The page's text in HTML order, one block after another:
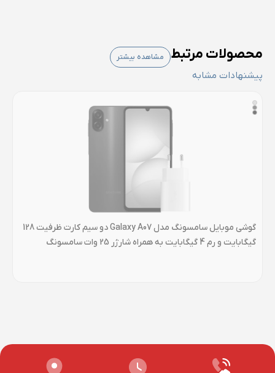
محصولات مرتبط
پیشنهادات مشابه
مشاهده بیشتر
گوشی موبایل سامسونگ مدل Galaxy A07 دو سیم کارت ظرفیت 128
گیگابایت و رم 4 گیگابایت به همراه شارژر 25 وات سامسونگ